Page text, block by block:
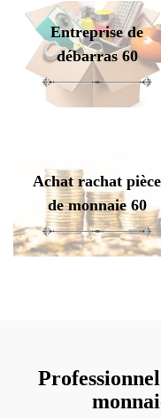
Entreprise de
débarras 60
Achat rachat pièce
de monnaie 60